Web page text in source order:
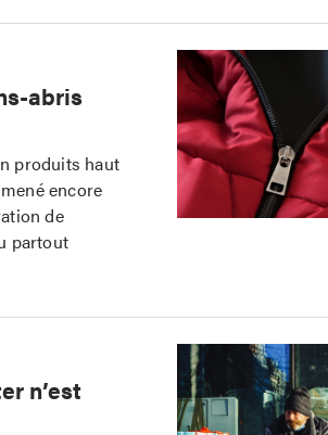
abris
produits haut
encore
de
partout
n’est